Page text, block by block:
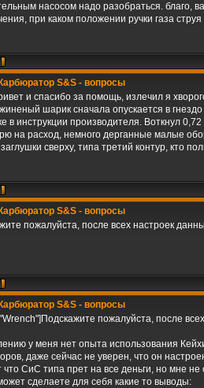
насосом надо разобраться. благо,
при каком положении ручки газа
S&S - вопросы
и спасибо за помощь, излечил я
шарик сначала опускается в
в инструкции производителя. Воткнул
на расход, немного дерганные малые
сверху, типа третий контур, кто
S&S - вопросы
пожалуйста, после всех настроек
S&S - вопросы
пожалуйста, после
у меня нет опыта использования
даже сейчас не уверен, что он
что СиС типа прет на все деньги, но мне
сделаете для себя какие то выводы: